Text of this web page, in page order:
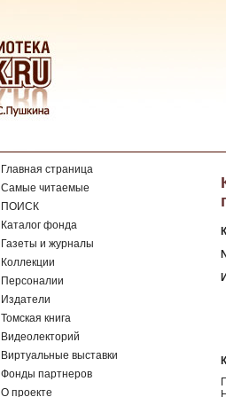
Главная страница
Самые читаемые
ПОИСК
Каталог фонда
Газеты и журналы
Коллекции
Персоналии
Издатели
Томская книга
Видеолекторий
Виртуальные выставки
Фонды партнеров
О проекте